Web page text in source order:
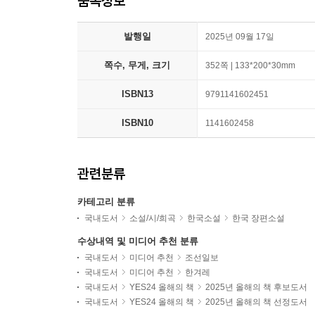
발행일 2025년 09월 17일
쪽수, 무게, 크기 352쪽 | 133*200*30mm
ISBN13 9791141602451
ISBN10 1141602458
관련분류
카테고리 분류
국내도서 소설/시/희곡 한국소설 한국 장편소설
수상내역 및 미디어 추천 분류
국내도서 미디어 추천
조선일보
국내도서
미디어 추천
한겨레
국내도서
YES24 올해의 책
2025년 올해의 책 후보도서
국내도서
YES24 올해의 책 2025년 올해의 책 선정도서